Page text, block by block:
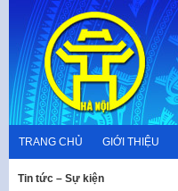
content
TRANG CHỦ GIỚI THIỆU
Tin tức – Sự kiện